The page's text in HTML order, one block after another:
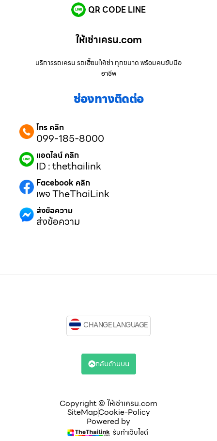
QR CODE LINE
ให้เช่าเครน.com
บริการรถเครน รถเฮี๊ยบให้เช่า ทุกขนาด พร้อมคนขับมือ
อาชีพ
ช่องทางติดต่อ
โทร คลิก
099-185-8000
แอดไลน์ คลิก
ID : thethailink
Facebook คลิก
เพจ TheThaiLink
ส่งข้อความ
ส่งข้อความ
Copyright © ให้เช่าเครน.com
SiteMapCookie-Policy
Powered by
รับทำเว็บไซต์
CHANGE LANGUAGE
กลับด้านบน